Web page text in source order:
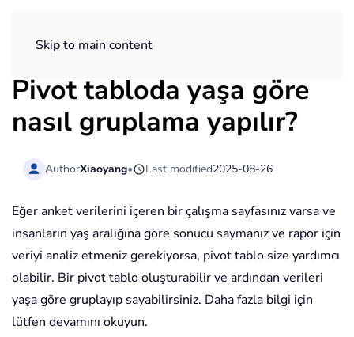
Skip to main content
Pivot tabloda yaşa göre
nasıl gruplama yapılır?
AuthorXiaoyang• Last modified2025-08-26
Eğer anket verilerini içeren bir çalışma sayfasınız varsa ve
insanlarin yaş aralığına göre sonucu saymanız ve rapor için
veriyi analiz etmeniz gerekiyorsa, pivot tablo size yardımcı
olabilir. Bir pivot tablo oluşturabilir ve ardından verileri
yaşa göre gruplayıp sayabilirsiniz. Daha fazla bilgi için
lütfen devamını okuyun.